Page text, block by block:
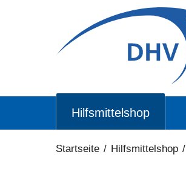
Hilfsmittelshop
Startseite / Hilfsmittelshop /